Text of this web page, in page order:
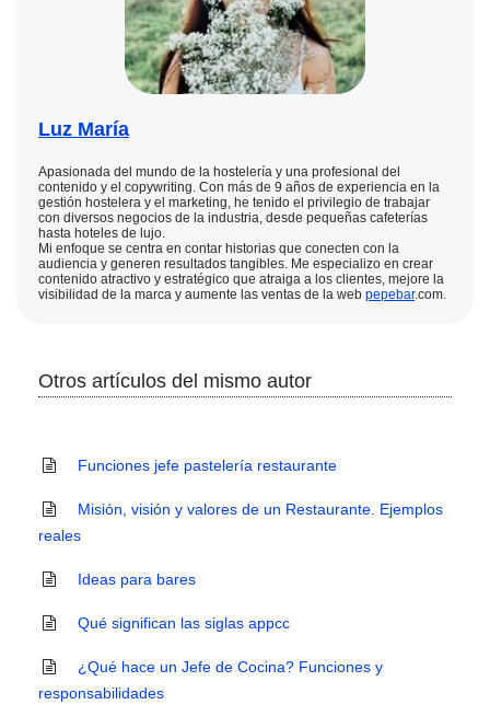
Luz María
Apasionada del mundo de la hostelería y una profesional del
contenido y el copywriting. Con más de 9 años de experiencia en la
gestión hostelera y el marketing, he tenido el privilegio de trabajar
con diversos negocios de la industria, desde pequeñas cafeterías
hasta hoteles de lujo.
Mi enfoque se centra en contar historias que conecten con la
audiencia y generen resultados tangibles. Me especializo en crear
contenido atractivo y estratégico que atraiga a los clientes, mejore la
visibilidad de la marca y aumente las ventas de la web pepebar.com.
Otros artículos del mismo autor
Funciones jefe pastelería restaurante
Misión, visión y valores de un Restaurante. Ejemplos
reales
Ideas para bares
Qué significan las siglas appcc
¿Qué hace un Jefe de Cocina? Funciones y
responsabilidades